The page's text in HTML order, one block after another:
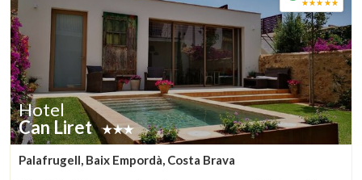
Hotel
Can Liret
Palafrugell, Baix Empordà, Costa Brava